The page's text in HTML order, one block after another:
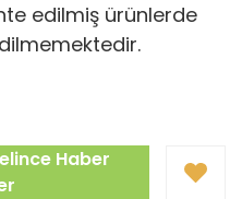
edilmiş ürünlerde
Haber